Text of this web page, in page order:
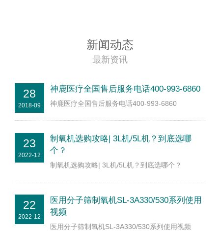
新闻动态
最新资讯
28
2018-09
神鹿医疗全国售后服务电话400-993-6860
神鹿医疗全国售后服务电话400-993-6860
23
2022-12
制氧机选购攻略| 3L机/5L机？到底选哪
个？
制氧机选购攻略| 3L机/5L机？到底选哪个？
22
2022-12
医用分子筛制氧机SL-3A330/530系列使用
视频
医用分子筛制氧机SL-3A330/530系列使用视频